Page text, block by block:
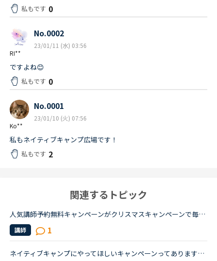
私もです 0
RI**
No.0002
23/01/11 (水) 03:56
ですよね😊
私もです 0
Ko**
No.0001
23/01/10 (火) 07:56
私もネイティブキャンプ広場です！
私もです 2
関連するトピック
人気講師予約無料キャンペーンがクリスマスキャンペーンで毎日始まりますが、日曜日の無料講師予約キャンペーンで一度予約してしまった先生は、本キャンペーンで無料で受講できないのでしょうか。
講師 1
ネイティブキャンプにやってほしいキャンペーンってありますか？以前やっていたキャンペーンもう一回やってほしい！も完全オリジナルでこういうキャンペーンやってほしいというアイデアも書いてみませんか？(運営...